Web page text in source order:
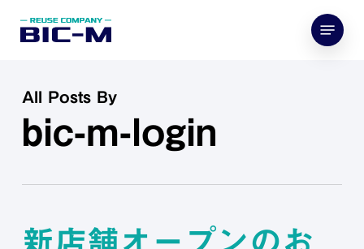
Menu
All Posts By
bic-m-login
新店舗オープンのお